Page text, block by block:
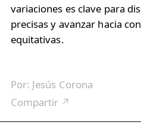
variaciones es clave para
precisas y avanzar hacia
equitativas.
Por: Jesús Corona
Compartir ↗